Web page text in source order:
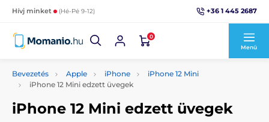
Hívj minket (Hé-Pé 9-12) +36 1 445 2687
0
Menü
Bevezetés Apple iPhone
iPhone 12 Mini
iPhone 12 Mini edzett üvegek
iPhone 12 Mini edzett üvegek